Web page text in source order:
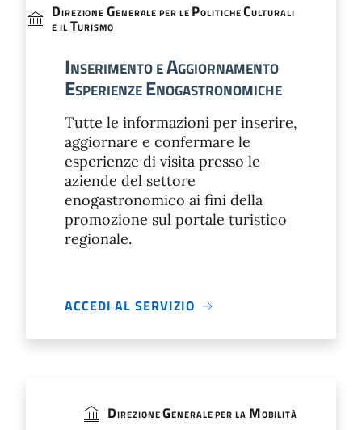
DIREZIONEGENERALE PER LE POLITICHECULTURALI
E IL TURISMO
INSERIMENTO EAGGIORNAMENTO
ESPERIENZEENOGASTRONOMICHE
Tutte le informazioni per inserire,
aggiornare e confermare le
esperienze di visita presso le
aziende del settore
enogastronomico ai fini della
promozione sul portale turistico
regionale.
ACCEDI AL SERVIZIO
DIREZIONEGENERALE PER LA MOBILITÀ